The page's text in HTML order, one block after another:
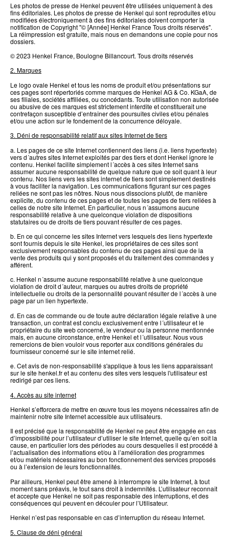
Les photos de presse de Henkel peuvent être utilisées uniquement à des
fins éditoriales. Les photos de presse de Henkel qui sont reproduites et/ou
modifiées électroniquement à des fins éditoriales doivent comporter la
notification de Copyright "© [Année] Henkel France Tous droits réservés".
La réimpression est gratuite, mais nous en demandons une copie pour nos
dossiers.
© 2023 Henkel France, Boulogne Billancourt. Tous droits réservés
2. Marques
Le logo ovale Henkel et tous les noms de produit et/ou présentations sur
ces pages sont répertoriés comme marques de Henkel AG & Co. KGaA, de
ses filiales, sociétés affiliées, ou concédants. Toute utilisation non autorisée
ou abusive de ces marques est strictement interdite et constituerait une
contrefaçon susceptible d’entraîner des poursuites civiles et/ou pénales
et/ou une action sur le fondement de la concurrence déloyale.
3. Déni de responsabilité relatif aux sites Internet de tiers
a. Les pages de ce site Internet contiennent des liens (i.e. liens hypertexte)
vers d´autres sites Internet exploités par des tiers et dont Henkel ignore le
contenu. Henkel facilite simplement l´accès à ces sites Internet sans
assumer aucune responsabilité de quelque nature que ce soit quant à leur
contenu. Nos liens vers les sites internet de tiers sont simplement destinés
à vous faciliter la navigation. Les communications figurant sur ces pages
reliées ne sont pas les nôtres. Nous nous dissocions plutôt, de manière
explicite, du contenu de ces pages et de toutes les pages de tiers reliées à
celles de notre site Internet. En particulier, nous n´assumons aucune
responsabilité relative à une quelconque violation de dispositions
statutaires ou de droits de tiers pouvant résulter de ces pages.
b. En ce qui concerne les sites Internet vers lesquels des liens hypertexte
sont fournis depuis le site Henkel, les propriétaires de ces sites sont
exclusivement responsables du contenu de ces pages ainsi que de la
vente des produits qui y sont proposés et du traitement des commandes y
afférent.
c. Henkel n´assume aucune responsabilité relative à une quelconque
violation de droit d´auteur, marques ou autres droits de propriété
intellectuelle ou droits de la personnalité pouvant résulter de l´accès à une
page par un lien hypertexte.
d. En cas de commande ou de toute autre déclaration légale relative à une
transaction, un contrat est conclu exclusivement entre l´utilisateur et le
propriétaire du site web concerné, le vendeur ou la personne mentionnée
mais, en aucune circonstance, entre Henkel et l´utilisateur. Nous vous
remercions de bien vouloir vous reporter aux conditions générales du
fournisseur concerné sur le site internet relié.
e. Cet avis de non-responsabilité s'applique à tous les liens apparaissant
sur le site henkel.fr et au contenu des sites vers lesquels l'utilisateur est
redirigé par ces liens.
4. Accès au site internet
Henkel s’efforcera de mettre en œuvre tous les moyens nécessaires afin de
maintenir notre site Internet accessible aux utilisateurs.
Il est précisé que la responsabilité de Henkel ne peut être engagée en cas
d’impossibilité pour l’utilisateur d’utiliser le site Internet, quelle qu’en soit la
cause, en particulier lors des périodes au cours desquelles il est procédé à
l’actualisation des informations et/ou à l’amélioration des programmes
et/ou matériels nécessaires au bon fonctionnement des services proposés
ou à l’extension de leurs fonctionnalités.
Par ailleurs, Henkel peut être amené à interrompre le site Internet, à tout
moment sans préavis, le tout sans droit à indemnités. L’utilisateur reconnaît
et accepte que Henkel ne soit pas responsable des interruptions, et des
conséquences qui peuvent en découler pour l’Utilisateur.
Henkel n’est pas responsable en cas d’interruption du réseau Internet.
5. Clause de déni général